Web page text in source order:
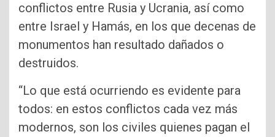
conflictos entre Rusia y Ucrania, así como
entre Israel y Hamás, en los que decenas de
monumentos han resultado dañados o
destruidos.
“Lo que está ocurriendo es evidente para
todos: en estos conflictos cada vez más
modernos, son los civiles quienes pagan el